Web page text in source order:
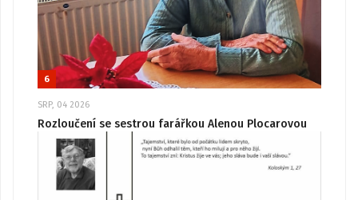
6
SRP, 04 2026
Rozloučení se sestrou farářkou Alenou Plocarovou